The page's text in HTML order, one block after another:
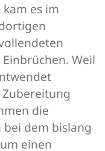
kam es im
Weil
die
bei dem bislang
einen